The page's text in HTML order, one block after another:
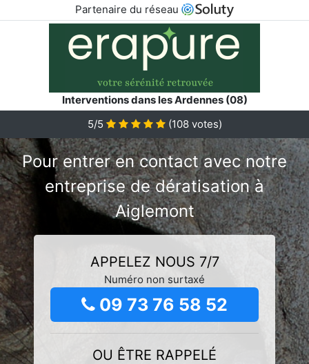
Partenaire du réseau
Interventions dans les Ardennes (08)
5/5
(108votes)
Pour entrer en contact avec notre
entreprise de dératisation à
Aiglemont
APPELEZ NOUS 7/7
Numéro non surtaxé
09 73 76 58 52
OU ÊTRE RAPPELÉ